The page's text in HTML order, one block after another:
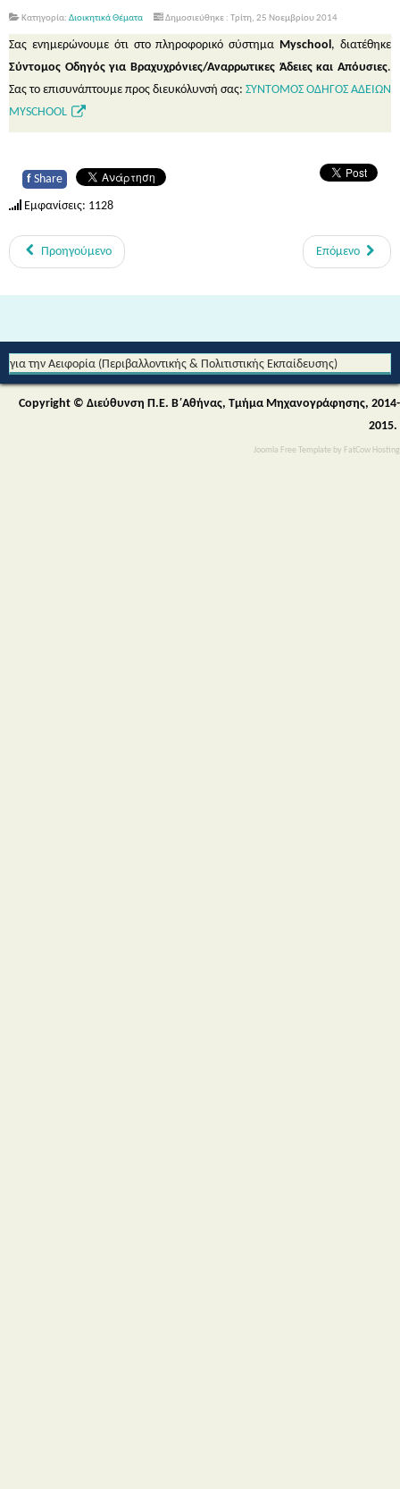
Joomla Free Template by FatCow Hosting
Κατηγορία: Διοικητικά Θέματα Δημοσιεύθηκε : Τρίτη, 25 Νοεμβρίου 2014
Σας ενημερώνουμε ότι στο πληροφορικό σύστημα Myschool , διατέθηκε
Σύντομος Οδηγός για Βραχυχρόνιες/Αναρρωτικες Άδειες και Απόυσιες.
Σας το επισυνάπτουμε προς διευκόλυνσή σας: ΣΥΝΤΟΜΟΣ ΟΔΗΓΟΣ ΑΔΕΙΩΝ
MYSCHOOL
f Share
Εμφανίσεις: 1128
Προηγούμενο Επόμενο
για την Αειφορία (Περιβαλλοντικής & Πολιτιστικής Εκπαίδευσης)
Copyright © Διεύθυνση Π.Ε. Β΄Αθήνας, Τμήμα Μηχανογράφησης, 2014-
2015.